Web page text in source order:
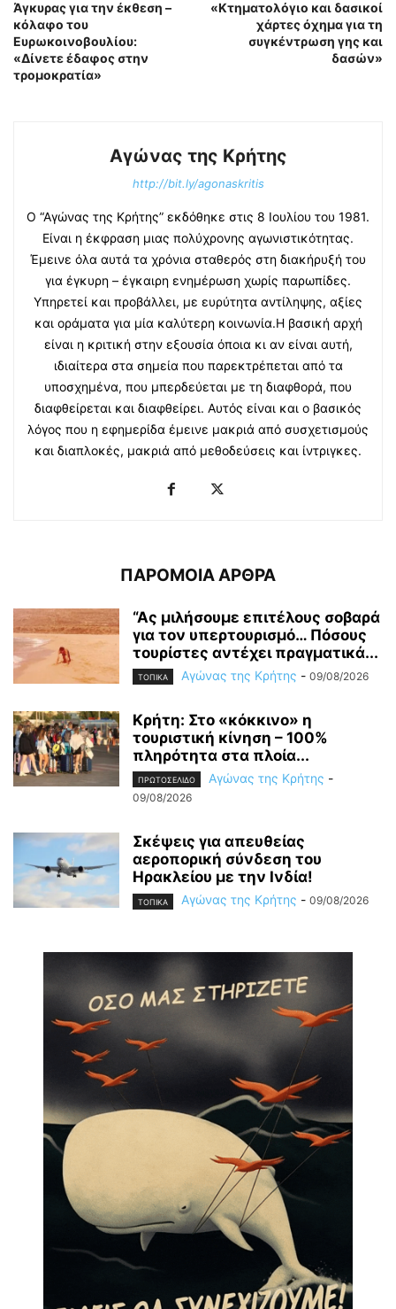
Άγκυρας για την έκθεση –
κόλαφο του
Ευρωκοινοβουλίου:
«Δίνετε έδαφος στην
τρομοκρατία»
«Κτηματολόγιο και δασικοί
χάρτες όχημα για τη
συγκέντρωση γης και
δασών»
Αγώνας της Κρήτης
http://bit.ly/agonaskritis
Ο “Αγώνας της Κρήτης” εκδόθηκε στις 8 Ιουλίου του 1981.
Είναι η έκφραση μιας πολύχρονης αγωνιστικότητας.
Έμεινε όλα αυτά τα χρόνια σταθερός στη διακήρυξή του
για έγκυρη – έγκαιρη ενημέρωση χωρίς παρωπίδες.
Υπηρετεί και προβάλλει, με ευρύτητα αντίληψης, αξίες
και οράματα για μία καλύτερη κοινωνία.Η βασική αρχή
είναι η κριτική στην εξουσία όποια κι αν είναι αυτή,
ιδιαίτερα στα σημεία που παρεκτρέπεται από τα
υποσχημένα, που μπερδεύεται με τη διαφθορά, που
διαφθείρεται και διαφθείρει. Αυτός είναι και ο βασικός
λόγος που η εφημερίδα έμεινε μακριά από συσχετισμούς
και διαπλοκές, μακριά από μεθοδεύσεις και ίντριγκες.
ΠΑΡΟΜΟΙΑ ΑΡΘΡΑ
“Ας μιλήσουμε επιτέλους σοβαρά
για τον υπερτουρισμό… Πόσους
τουρίστες αντέχει πραγματικά...
ΤΟΠΙΚΑ Αγώνας της Κρήτης - 09/08/2026
Κρήτη: Στο «κόκκινο» η
τουριστική κίνηση – 100%
πληρότητα στα πλοία...
ΠΡΩΤΟΣΕΛΙΔΟ Αγώνας της Κρήτης -
09/08/2026
Σκέψεις για απευθείας
αεροπορική σύνδεση του
Ηρακλείου με την Ινδία!
ΤΟΠΙΚΑ Αγώνας της Κρήτης - 09/08/2026